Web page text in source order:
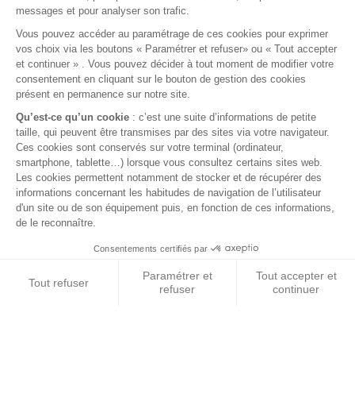
Informations utiles
Nous contacter
Mentions légales
Conditions générales de vente
© 2026 BEST OF LAND - Tous droits réservés